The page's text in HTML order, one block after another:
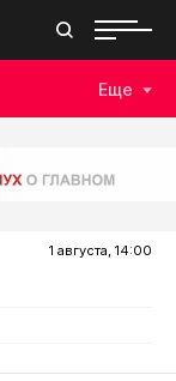
Еще
1 августа, 14:00